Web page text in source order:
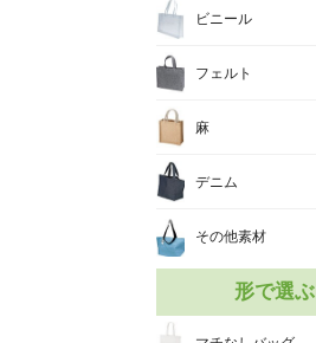
ビニール
フェルト
麻
デニム
その他素材
形で選ぶ